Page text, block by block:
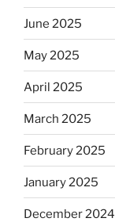
June 2025
May 2025
April 2025
March 2025
February 2025
January 2025
December 2024